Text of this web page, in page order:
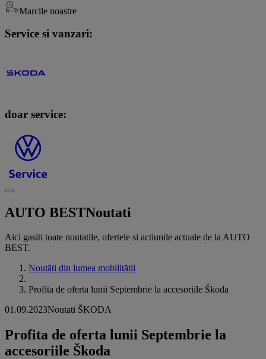
Marcile noastre
Service si vanzari:
doar service:
AUTO BESTNoutati
Aici gasiti toate noutatile, ofertele si actiunile actuale de la AUTO
BEST.
Noutăți din lumea mobilității
Profita de oferta lunii Septembrie la accesoriile Škoda
01.09.2023Noutati ŠKODA
Profita de oferta lunii Septembrie la
accesoriile Škoda